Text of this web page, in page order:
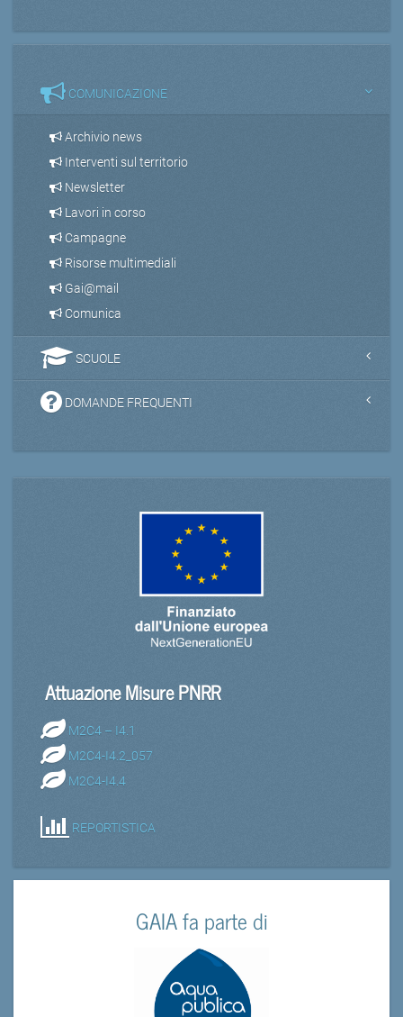
COMUNICAZIONE
Archivio news
Interventi sul territorio
Newsletter
Lavori in corso
Campagne
Risorse multimediali
Gai@mail
Comunica
SCUOLE
DOMANDE FREQUENTI
Attuazione Misure PNRR
M2C4 – I4.1
M2C4-I4.2_057
M2C4-I4.4
REPORTISTICA
GAIA fa parte di